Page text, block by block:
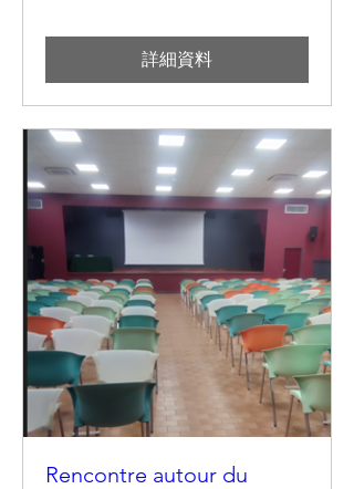
詳細資料
Rencontre autour du